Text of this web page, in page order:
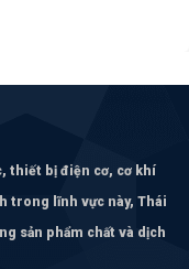
thiết bị điện cơ, cơ khí
trong lĩnh vực này, Thái
sản phẩm chất và dịch